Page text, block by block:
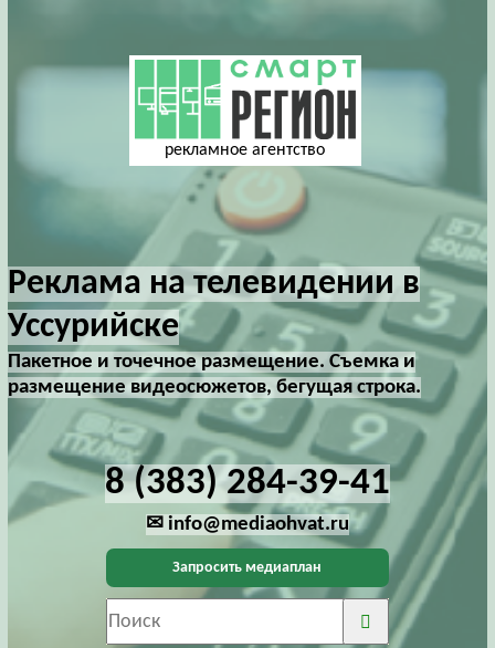
рекламное агентство
Реклама на телевидении в
Уссурийске
Пакетное и точечное размещение. Съемка и
размещение видеосюжетов, бегущая строка.
8 (383) 284-39-41
✉ info@mediaohvat.ru
Запросить медиаплан